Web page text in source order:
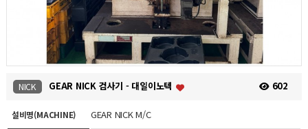
NICK GEAR NICK 검사기 - 대일이노텍 602
설비명(MACHINE) GEAR NICK M/C